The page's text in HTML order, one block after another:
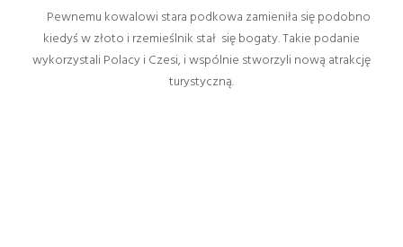
Pewnemu kowalowi stara podkowa zamieniła się podobno
kiedyś w złoto i rzemieślnik stał się bogaty. Takie podanie
wykorzystali Polacy i Czesi, i wspólnie stworzyli nową atrakcję
turystyczną.